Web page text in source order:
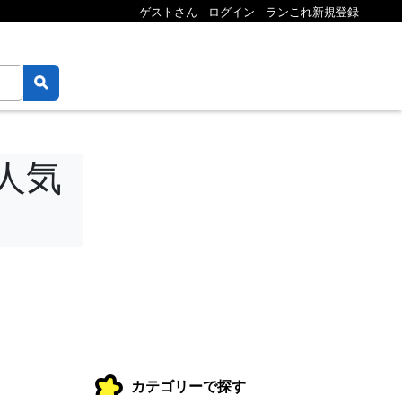
ゲストさん ログイン ランこれ新規登録
気
カテゴリーで探す